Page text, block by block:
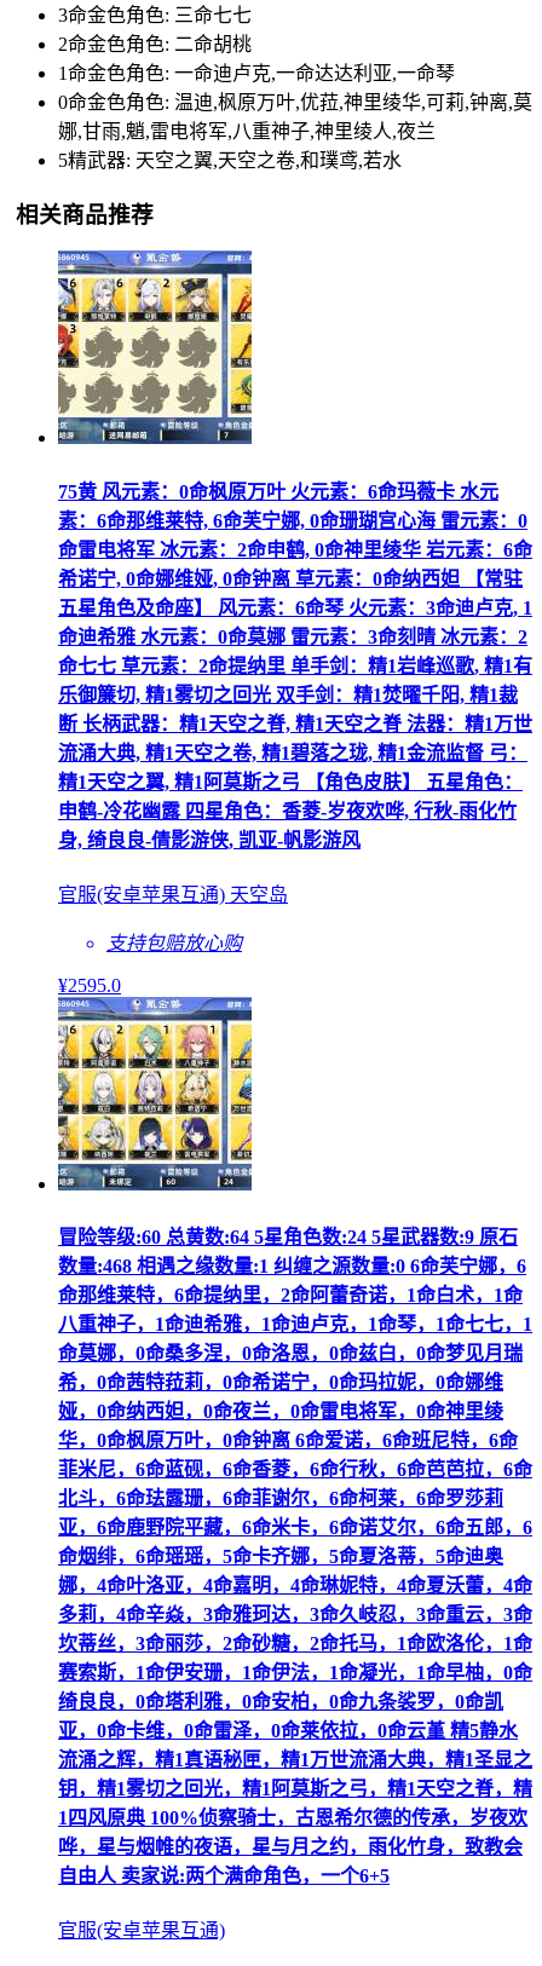
3命金色角色: 三命七七
2命金色角色: 二命胡桃
1命金色角色: 一命迪卢克,一命达达利亚,一命琴
0命金色角色: 温迪,枫原万叶,优菈,神里绫华,可莉,钟离,莫
娜,甘雨,魈,雷电将军,八重神子,神里绫人,夜兰
5精武器: 天空之翼,天空之卷,和璞鸢,若水
相关商品推荐
75黄 风元素：0命枫原万叶 火元素：6命玛薇卡 水元
素：6命那维莱特, 6命芙宁娜, 0命珊瑚宫心海 雷元素：0
命雷电将军 冰元素：2命申鹤, 0命神里绫华 岩元素：6命
希诺宁, 0命娜维娅, 0命钟离 草元素：0命纳西妲 【常驻
五星角色及命座】 风元素：6命琴 火元素：3命迪卢克, 1
命迪希雅 水元素：0命莫娜 雷元素：3命刻晴 冰元素：2
命七七 草元素：2命提纳里 单手剑：精1岩峰巡歌, 精1有
乐御簾切, 精1雾切之回光 双手剑：精1焚曜千阳, 精1裁
断 长柄武器：精1天空之脊, 精1天空之脊 法器：精1万世
流涌大典, 精1天空之卷, 精1碧落之珑, 精1金流监督 弓：
精1天空之翼, 精1阿莫斯之弓 【角色皮肤】 五星角色：
申鹤-冷花幽露 四星角色：香菱-岁夜欢哗, 行秋-雨化竹
身, 绮良良-倩影游侠, 凯亚-帆影游风
官服(安卓苹果互通) 天空岛
支持包赔放心购
¥2595.0
冒险等级:60 总黄数:64 5星角色数:24 5星武器数:9 原石
数量:468 相遇之缘数量:1 纠缠之源数量:0 6命芙宁娜，6
命那维莱特，6命提纳里，2命阿蕾奇诺，1命白术，1命
八重神子，1命迪希雅，1命迪卢克，1命琴，1命七七，1
命莫娜，0命桑多涅，0命洛恩，0命兹白，0命梦见月瑞
希，0命茜特菈莉，0命希诺宁，0命玛拉妮，0命娜维
娅，0命纳西妲，0命夜兰，0命雷电将军，0命神里绫
华，0命枫原万叶，0命钟离 6命爱诺，6命班尼特，6命
菲米尼，6命蓝砚，6命香菱，6命行秋，6命芭芭拉，6命
北斗，6命珐露珊，6命菲谢尔，6命柯莱，6命罗莎莉
亚，6命鹿野院平藏，6命米卡，6命诺艾尔，6命五郎，6
命烟绯，6命瑶瑶，5命卡齐娜，5命夏洛蒂，5命迪奥
娜，4命叶洛亚，4命嘉明，4命琳妮特，4命夏沃蕾，4命
多莉，4命辛焱，3命雅珂达，3命久岐忍，3命重云，3命
坎蒂丝，3命丽莎，2命砂糖，2命托马，1命欧洛伦，1命
赛索斯，1命伊安珊，1命伊法，1命凝光，1命早柚，0命
绮良良，0命塔利雅，0命安柏，0命九条裟罗，0命凯
亚，0命卡维，0命雷泽，0命莱依拉，0命云堇 精5静水
流涌之辉，精1真语秘匣，精1万世流涌大典，精1圣显之
钥，精1雾切之回光，精1阿莫斯之弓，精1天空之脊，精
1四风原典 100%侦察骑士，古恩希尔德的传承，岁夜欢
哗，星与烟帷的夜语，星与月之约，雨化竹身，致教会
自由人 卖家说:两个满命角色，一个6+5
官服(安卓苹果互通)